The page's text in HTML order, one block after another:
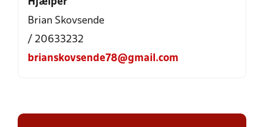
Hjælper
Brian Skovsende
/ 20633232
brianskovsende78@gmail.com